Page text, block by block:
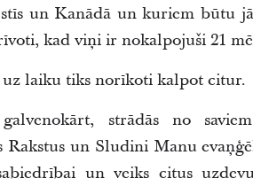
un Kanādā un kuriem būtu
kad viņi ir nokalpojuši 21
uz laiku tiks norīkoti kalpot citur.
strādās no
Rakstus un Sludini Manu
un veiks citus